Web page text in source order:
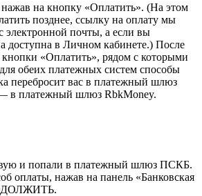
на кнопку «Оплатить». (На этом
позднее, ссылку на оплату мы
электронной почты, а если вы
доступна в Личном кабинете.) После
кнопки «Оплатить», рядом с которыми
обеих платежных систем способы
перебросит вас в платежный шлюз
в платежный шлюз RbkMoney.
и попали в платежный шлюз ПСКБ.
оплаты, нажав на панель «Банковская